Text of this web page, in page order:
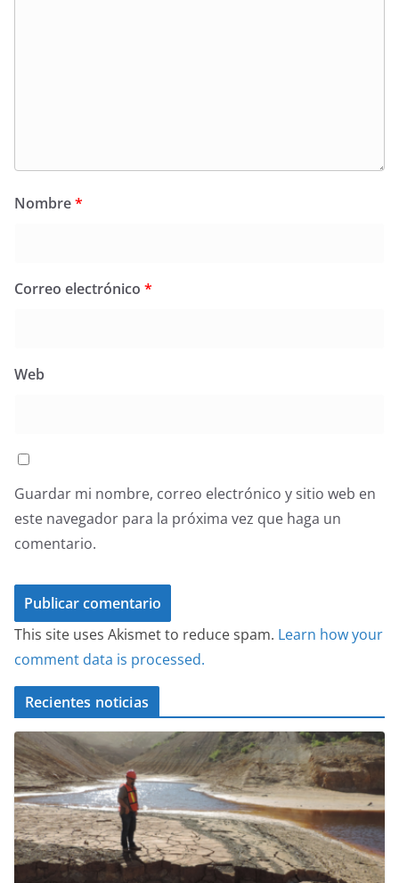
Nombre*
Correo electrónico *
Web
Guardar mi nombre, correo electrónico y sitio web en
este navegador para la próxima vez que haga un
comentario.
This site uses Akismet to reduce spam. Learn how your
comment data is processed.
Recientes noticias